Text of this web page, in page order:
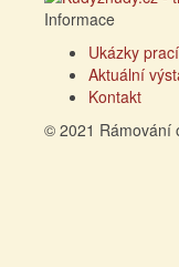
Informace
Ukázky prací
Aktuální
Kontakt
© 2021 Rámování